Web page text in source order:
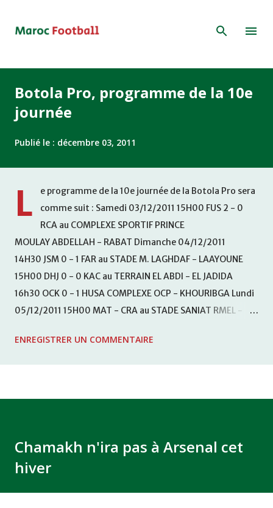
Botola Pro, programme de la 10e
journée
Publié le : décembre 03, 2011
L
e programme de la 10e journée de la Botola Pro sera
comme suit : Samedi 03/12/2011 15H00 FUS 2 - 0
RCA au COMPLEXE SPORTIF PRINCE
MOULAY ABDELLAH - RABAT Dimanche 04/12/2011
14H30 JSM 0 - 1 FAR au STADE M. LAGHDAF - LAAYOUNE
15H00 DHJ 0 - 0 KAC au TERRAIN EL ABDI - EL JADIDA
16h30 OCK 0 - 1 HUSA COMPLEXE OCP - KHOURIBGA Lundi
05/12/2011 15H00 MAT - CRA au STADE SANIAT RMEL -
KHEMISET Mardi 06/12/2011 15H00 WAF - OCS au
ENREGISTRER UN COMMENTAIRE
Chamakh n'ira pas à Arsenal cet
hiver